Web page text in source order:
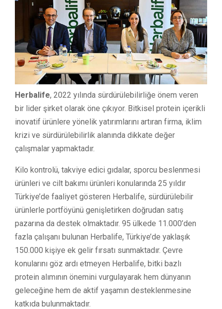
Herbalife, 2022 yılında sürdürülebilirliğe önem veren
bir lider şirket olarak öne çıkıyor. Bitkisel protein içerikli
inovatif ürünlere yönelik yatırımlarını artıran firma, iklim
krizi ve sürdürülebilirlik alanında dikkate değer
çalışmalar yapmaktadır.
Kilo kontrolü, takviye edici gıdalar, sporcu beslenmesi
ürünleri ve cilt bakımı ürünleri konularında 25 yıldır
Türkiye’de faaliyet gösteren Herbalife, sürdürülebilir
ürünlerle portföyünü genişletirken doğrudan satış
pazarına da destek olmaktadır. 95 ülkede 11.000’den
fazla çalışanı bulunan Herbalife, Türkiye’de yaklaşık
150.000 kişiye ek gelir fırsatı sunmaktadır. Çevre
konularını göz ardı etmeyen Herbalife, bitki bazlı
protein alımının önemini vurgulayarak hem dünyanın
geleceğine hem de aktif yaşamın desteklenmesine
katkıda bulunmaktadır.